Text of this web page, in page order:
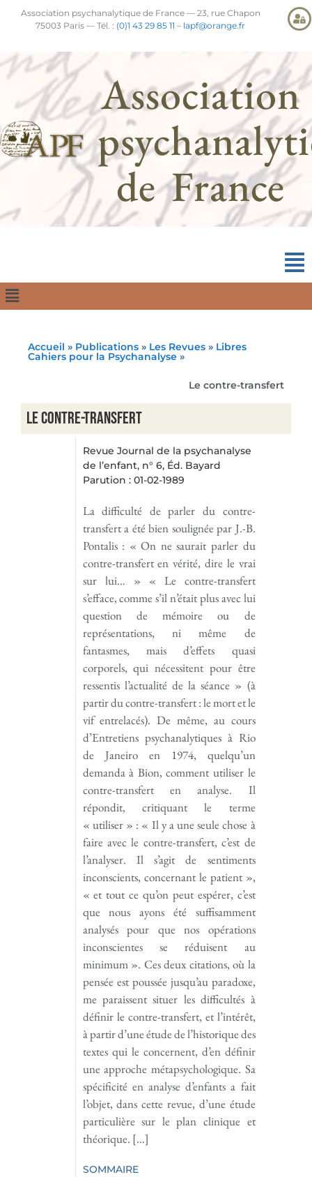
Association psychanalytique de France — 23, rue Chapon
75003 Paris — Tél. : (0)1 43 29 85 11 – lapf@orange.fr
Association
de France
Accueil » Publications » Les Revues » Libres
Cahiers pour la Psychanalyse »
Le contre-transfert
Le contre-transfert
Revue Journal de la psychanalyse
de l’enfant, n° 6, Éd. Bayard
Parution : 01-02-1989
La difficulté de parler du contre-
transfert a été bien soulignée par J.-B.
Pontalis : « On ne saurait parler du
contre-transfert en vérité, dire le vrai
sur lui… » « Le contre-transfert
s’efface, comme s’il n’était plus avec lui
question de mémoire ou de
représentations, ni même de
fantasmes, mais d’effets quasi
corporels, qui nécessitent pour être
ressentis l’actualité de la séance » (à
partir du contre-transfert : le mort et le
vif entrelacés). De même, au cours
d’Entretiens psychanalytiques à Rio
de Janeiro en 1974, quelqu’un
demanda à Bion, comment utiliser le
contre-transfert en analyse. Il
répondit, critiquant le terme
« utiliser » : « Il y a une seule chose à
faire avec le contre-transfert, c’est de
l’analyser. Il s’agit de sentiments
inconscients, concernant le patient »,
« et tout ce qu’on peut espérer, c’est
que nous ayons été suffisamment
analysés pour que nos opérations
inconscientes se réduisent au
minimum ». Ces deux citations, où la
pensée est poussée jusqu’au paradoxe,
me paraissent situer les difficultés à
définir le contre-transfert, et l’intérêt,
à partir d’une étude de l’historique des
textes qui le concernent, d’en définir
une approche métapsychologique. Sa
spécificité en analyse d’enfants a fait
l’objet, dans cette revue, d’une étude
particulière sur le plan clinique et
théorique. […]
SOMMAIRE